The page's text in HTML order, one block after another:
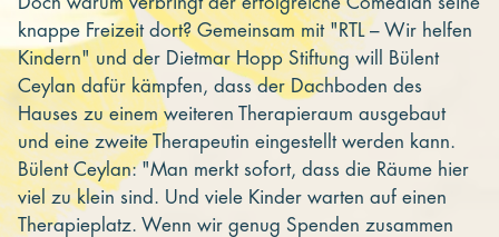
knappe Freizeit dort? Gemeinsam mit "RTL – Wir helfen
Kindern" und der Dietmar Hopp Stiftung will Bülent
Ceylan dafür kämpfen, dass der Dachboden des
Hauses zu einem weiteren Therapieraum ausgebaut
und eine zweite Therapeutin eingestellt werden kann.
Bülent Ceylan: "Man merkt sofort, dass die Räume hier
viel zu klein sind. Und viele Kinder warten auf einen
Therapieplatz. Wenn wir genug Spenden zusammen